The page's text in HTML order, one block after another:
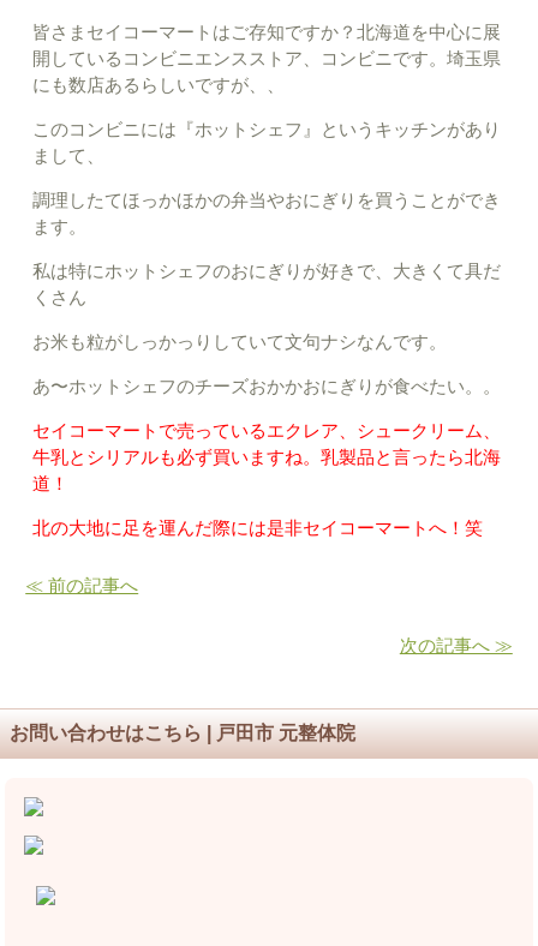
皆さまセイコーマートはご存知ですか？北海道を中心に展
開しているコンビニエンスストア、コンビニです。埼玉県
にも数店あるらしいですが、、
このコンビニには『ホットシェフ』というキッチンがあり
まして、
調理したてほっかほかの弁当やおにぎりを買うことができ
ます。
私は特にホットシェフのおにぎりが好きで、大きくて具だ
くさん
お米も粒がしっかっりしていて文句ナシなんです。
あ〜ホットシェフのチーズおかかおにぎりが食べたい。。
セイコーマートで売っているエクレア、シュークリーム、
牛乳とシリアルも必ず買いますね。乳製品と言ったら北海
道！
北の大地に足を運んだ際には是非セイコーマートへ！笑
≪ 前の記事へ
次の記事へ ≫
お問い合わせはこちら | 戸田市 元整体院